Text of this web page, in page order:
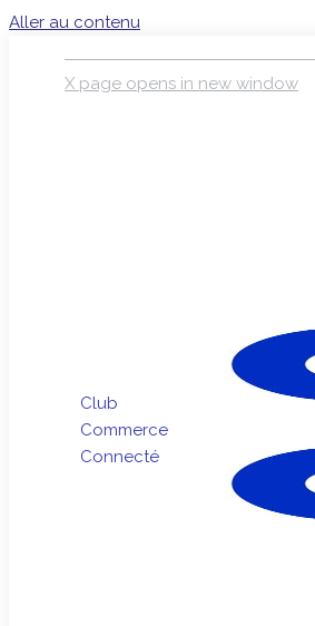
Aller au contenu
X page opens in new window
Club
Commerce
Connecté